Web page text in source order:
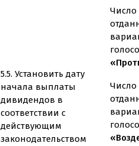
5.5. Установить дату
начала выплаты
дивидендов в
соответствии с
действующим
законодательством
Число
Число